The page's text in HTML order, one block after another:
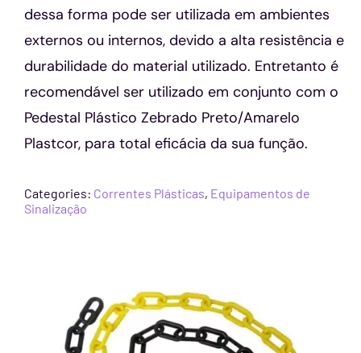
dessa forma pode ser utilizada em ambientes
externos ou internos, devido a alta resistência e
durabilidade do material utilizado. Entretanto é
recomendável ser utilizado em conjunto com o
Pedestal Plástico Zebrado Preto/Amarelo
Plastcor, para total eficácia da sua função.
Categories: Correntes Plásticas, Equipamentos de
Sinalização